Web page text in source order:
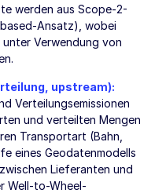
werden aus Scope-2-
Ansatz), wobei
Verwendung von
upstream):
Verteilungsemissionen
und verteilten Mengen
Transportart (Bahn,
eines Geodatenmodells
Lieferanten und
Well-to-Wheel-